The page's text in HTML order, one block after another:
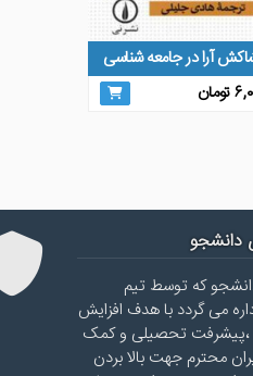
آرا در جامعه شناسی
تومان
دانشجو
که توسط تیم
می گردد با هدف افزایش
،پیشرفت تحصیلی و کمک
محترم جهت بالا بردن